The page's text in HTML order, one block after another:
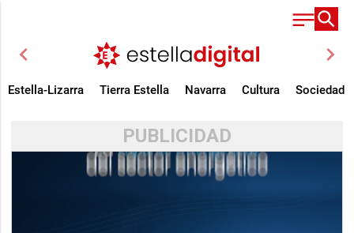
chevron_left chevron_right
Estella-Lizarra Tierra Estella Navarra Cultura Sociedad
PUBLICIDAD